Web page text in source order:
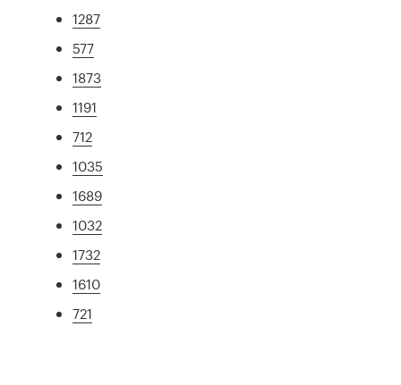
1287
577
1873
1191
712
1035
1689
1032
1732
1610
721